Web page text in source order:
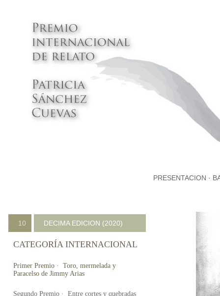
PRESENTACION ·
10 DECIMA EDICION (2020)
CATEGORÍA INTERNACIONAL
Primer Premio · Toro, mermelada y
Paracelso de Jimmy Arias
Segundo Premio · Entre cortes y quebradas